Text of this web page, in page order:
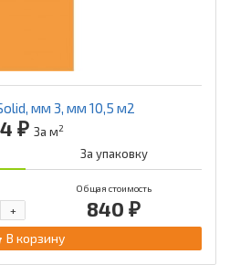
мм 3, мм 10,5 м2
₽ За м2
За упаковку
Общая стоимость
840 ₽
+
В корзину